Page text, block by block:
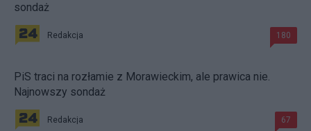
sondaż
Redakcja 180
PiS traci na rozłamie z Morawieckim, ale prawica nie.
Najnowszy sondaż
Redakcja 67